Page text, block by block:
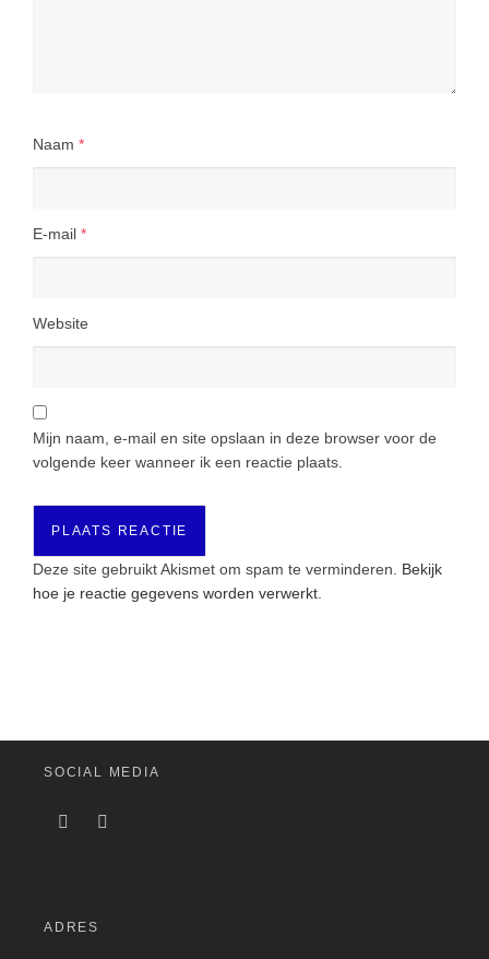
Naam *
E-mail *
Website
Mijn naam, e-mail en site opslaan in deze browser voor de
volgende keer wanneer ik een reactie plaats.
Deze site gebruikt Akismet om spam te verminderen. Bekijk
hoe je reactie gegevens worden verwerkt
SOCIAL MEDIA
ADRES